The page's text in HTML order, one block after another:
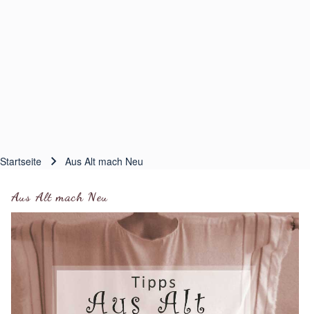
Startseite Aus Alt mach Neu
Aus Alt mach Neu